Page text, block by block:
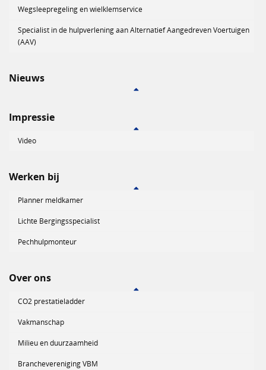
Wegsleepregeling en wielklemservice
Specialist in de hulpverlening aan Alternatief Aangedreven Voertuigen
(AAV)
Nieuws
Impressie
Video
Werken bij
Planner meldkamer
Lichte Bergingsspecialist
Pechhulpmonteur
Over ons
CO2 prestatieladder
Vakmanschap
Milieu en duurzaamheid
Branchevereniging VBM